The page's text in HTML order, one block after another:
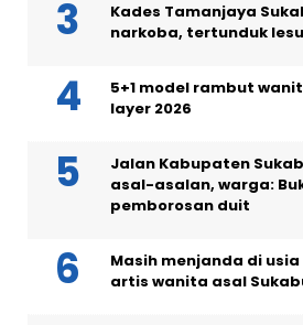
Kades Tamanjaya
narkoba, tertunduk
5+1 model rambut
layer 2026
Jalan Kabupaten
asal-asalan, warga:
pemborosan duit
Masih menjanda di
artis wanita asal